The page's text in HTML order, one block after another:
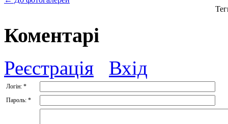
Коментарі
Реєстрація Вхід
Логін: *
Пароль: *